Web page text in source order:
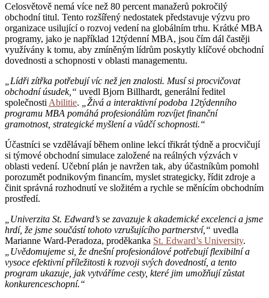
Celosvětově nemá více než 80 percent manažerů pokročilý
obchodní titul. Tento rozšířený nedostatek představuje výzvu pro
organizace usilující o rozvoj vedení na globálním trhu. Krátké MBA
programy, jako je například 12týdenní MBA, jsou čím dál častěji
využívány k tomu, aby zmíněným lídrům poskytly klíčové obchodní
dovednosti a schopnosti v oblasti managementu.
„Lídři zítřka potřebují víc než jen znalosti. Musí si procvičovat
obchodní úsudek,“ uvedl Bjorn Billhardt, generální ředitel
společnosti Abilitie.
„Živá a interaktivní podoba 12týdenního
programu MBA pomáhá profesionálům rozvíjet finanční
gramotnost, strategické myšlení a vůdčí schopnosti.“
Účastníci se vzdělávají během online lekcí třikrát týdně a procvičují
si týmové obchodní simulace založené na reálných výzvách v
oblasti vedení. Učební plán je navržen tak, aby účastníkům pomohl
porozumět podnikovým financím, myslet strategicky, řídit zdroje a
činit správná rozhodnutí ve složitém a rychle se měnícím obchodním
prostředí.
„Univerzita St. Edward’s se zavazuje k akademické excelenci a jsme
hrdí, že jsme součástí tohoto vzrušujícího partnerství,“ uvedla
Marianne Ward-Peradoza, proděkanka St. Edward’s University.
„Uvědomujeme si, že dnešní profesionálové potřebují flexibilní a
vysoce efektivní příležitosti k rozvoji svých dovedností, a tento
program ukazuje, jak vytváříme cesty, které jim umožňují zůstat
konkurenceschopní.“